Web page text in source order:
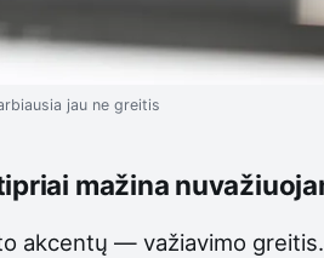
jau ne greitis
mažina
akcentų — važiavimo